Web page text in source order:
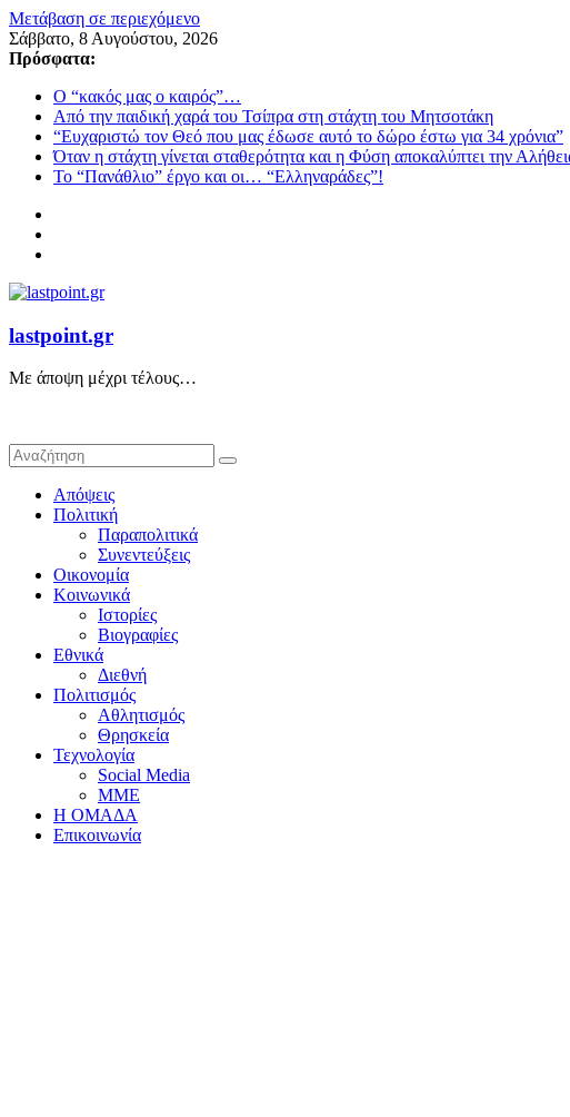
Μετάβαση σε περιεχόμενο
Σάββατο, 8 Αυγούστου, 2026
Πρόσφατα:
Ο “κακός μας ο καιρός”…
Από την παιδική χαρά του Τσίπρα στη στάχτη του Μητσοτάκη
“Ευχαριστώ τον Θεό που μας έδωσε αυτό το δώρο έστω για 34 χρόνια”
Όταν η στάχτη γίνεται σταθερότητα και η Φύση αποκαλύπτει την
Το “Πανάθλιο” έργο και οι… “Ελληναράδες”!
lastpoint.gr
Με άποψη μέχρι τέλους…
Απόψεις
Πολιτική
Παραπολιτικά
Συνεντεύξεις
Οικονομία
Κοινωνικά
Ιστορίες
Βιογραφίες
Εθνικά
Διεθνή
Πολιτισμός
Αθλητισμός
Θρησκεία
Τεχνολογία
Social Media
ΜΜΕ
Η ΟΜΑΔΑ
Επικοινωνία